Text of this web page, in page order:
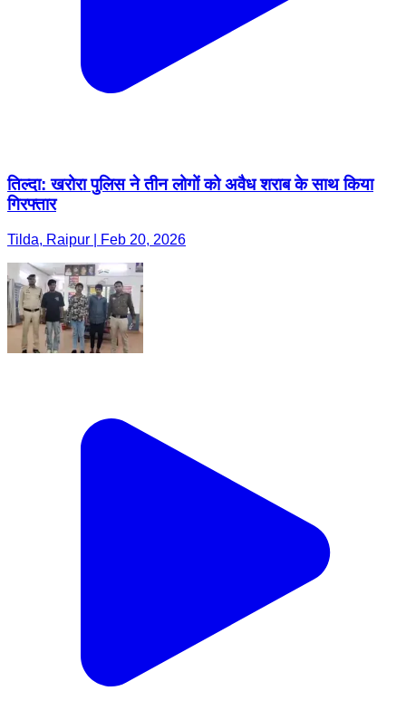
तिल्दा: खरोरा पुलिस ने तीन लोगों को अवैध शराब के साथ किया
गिरफ्तार
Tilda, Raipur | Feb 20, 2026